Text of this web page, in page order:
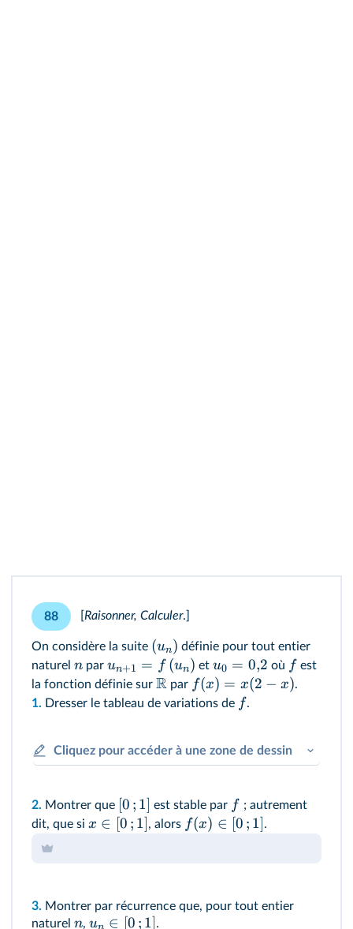
88 Raisonner, Calculer.
On considère la suite (un) définie pour tout entier
naturel n par un+1 = f (un) etu0 = 0,2 où f est
la fonction définie sur R par f(x) = x(2 − x).
1. Dresser le tableau de variations de f.
Cliquez pour accéder à une zone de dessin
2. Montrer que [0 ; 1] est stable par f ; autrement
dit, que si x ∈ [0 ; 1], alors f(x) ∈ [0 ; 1].
3. Montrer par récurrence que, pour tout entier
naturel n, un ∈ [0 ; 1].